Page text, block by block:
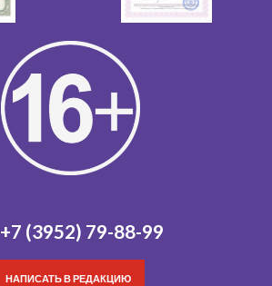
+7 (3952) 79-88-99
НАПИСАТЬ В РЕДАКЦИЮ